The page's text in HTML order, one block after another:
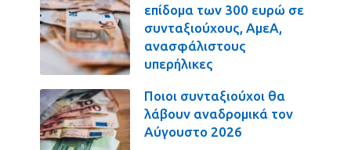
επίδομα των 300 ευρώ σε
συνταξιούχους, ΑμεΑ,
ανασφάλιστους
υπερήλικες
Ποιοι συνταξιούχοι θα
λάβουν αναδρομικά τον
Αύγουστο 2026